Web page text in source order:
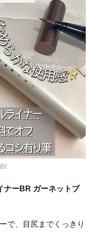
ナーBR ガーネットブ
で、目尻までくっきり